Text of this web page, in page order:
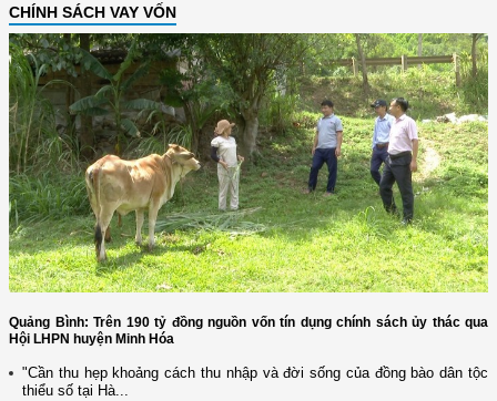
CHÍNH SÁCH VAY VỐN
Quảng Bình: Trên 190 tỷ đồng nguồn vốn tín dụng chính sách ủy thác qua
Hội LHPN huyện Minh Hóa
"Cần thu hẹp khoảng cách thu nhập và đời sống của đồng bào dân tộc
thiểu số tại Hà...